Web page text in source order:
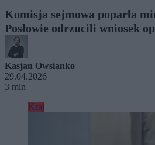
Komisja sejmowa poparła
Posłowie odrzucili wniosek
Kasjan Owsianko
29.04.2026
3 min
Kraj